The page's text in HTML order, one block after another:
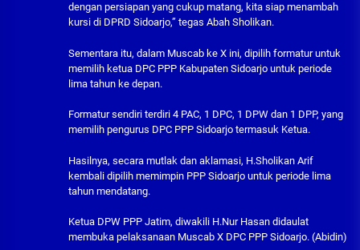
dengan persiapan yang cukup matang, kita siap menambah
kursi di DPRD Sidoarjo,” tegas Abah Sholikan.
Sementara itu, dalam Muscab ke X ini, dipilih formatur untuk
memilih ketua DPC PPP Kabupaten Sidoarjo untuk periode
lima tahun ke depan.
Formatur sendiri terdiri 4 PAC, 1 DPC, 1 DPW dan 1 DPP, yang
memilih pengurus DPC PPP Sidoarjo termasuk Ketua.
Hasilnya, secara mutlak dan aklamasi, H.Sholikan Arif
kembali dipilih memimpin PPP Sidoarjo untuk periode lima
tahun mendatang.
Ketua DPW PPP Jatim, diwakili H.Nur Hasan didaulat
membuka pelaksanaan Muscab X DPC PPP Sidoarjo. (Abidin)